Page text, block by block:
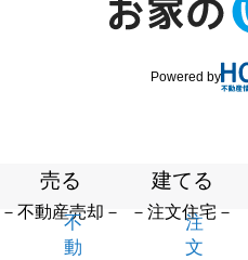
Powered by
売る
－不動産売却－
不
動
建てる
－注文住宅－
注
文